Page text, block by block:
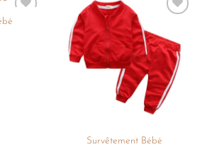
Ajouter
liste de
souhaits
Survêtement Bébé